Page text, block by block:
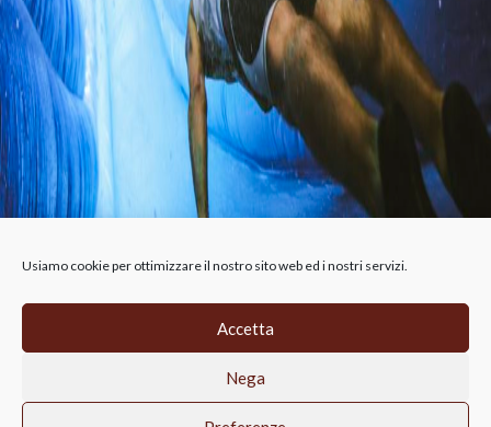
Usiamo cookie per ottimizzare il nostro sito web ed i nostri servizi.
Accetta
Nega
CIRFOOD RETAIL SRL, Via A.B. Nobel 19,
Reggio Emilia, 42124 (RE),
Cookie-Policy